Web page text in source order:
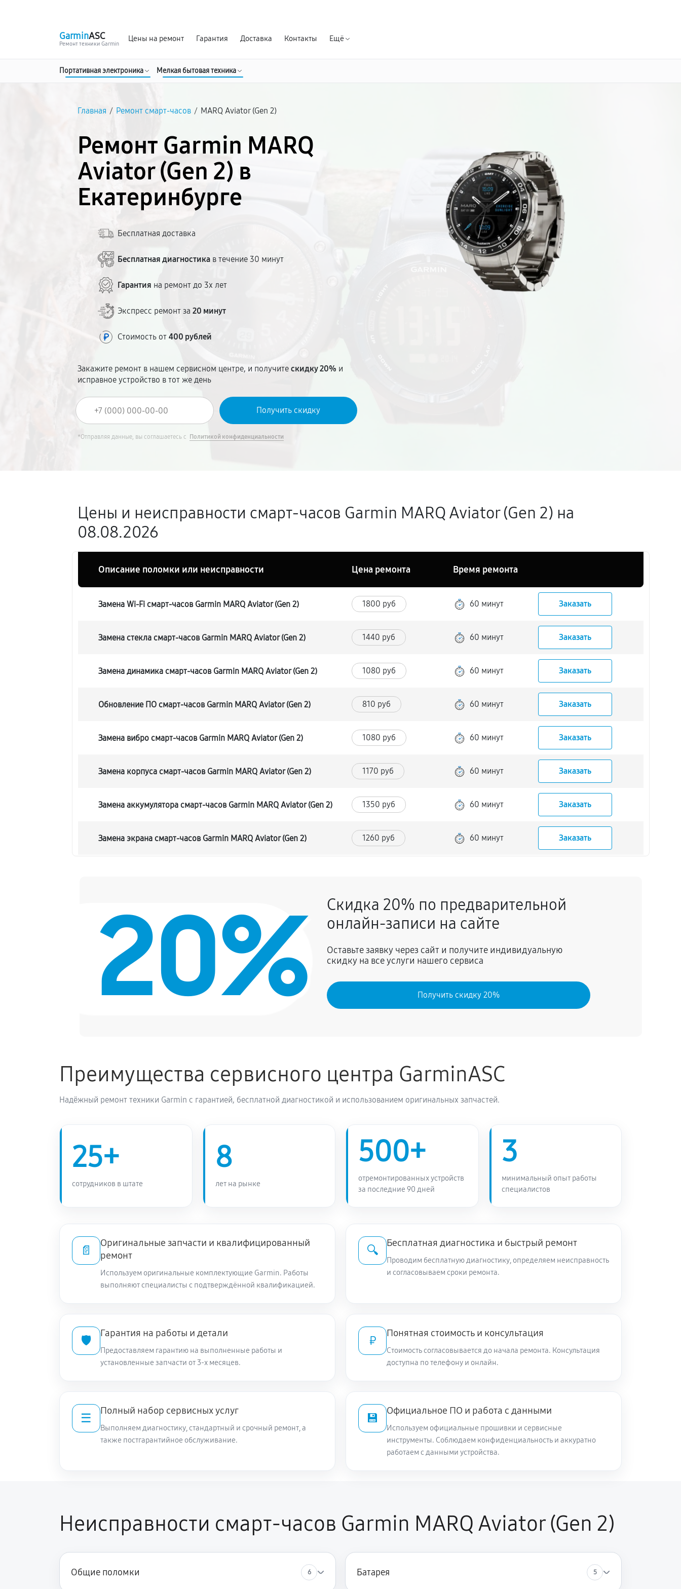
GarminASC
Ремонт техники Garmin
Цены на ремонт Гарантия Доставка Контакты Ещё
Портативная электроника Мелкая бытовая техника
Главная / Ремонт смарт-часов / MARQ Aviator (Gen 2)
Ремонт Garmin MARQ
Aviator (Gen 2) в
Екатеринбурге
Бесплатная доставка
Бесплатная диагностика в течение 30 минут
Гарантия на ремонт до 3х лет
Экспресс ремонт за20 минут
Стоимость от400 рублей
Закажите ремонт в нашем сервисном центре, и получитескидку 20% и
исправное устройство в тот же день
*Отправляя данные, вы соглашаетесь с Политикой конфиденциальности
Цены и неисправности смарт-часов Garmin MARQ Aviator (Gen 2) на
08.08.2026
Описание поломки или неисправности Цена ремонта Время ремонта
Замена Wi-Fi смарт-часов Garmin MARQ Aviator (Gen 2) 1800 руб 60 минут Заказать
Замена стекла смарт-часов Garmin MARQ Aviator (Gen 2) 1440 руб 60 минут Заказать
Замена динамика смарт-часов Garmin MARQ Aviator (Gen 2) 1080 руб 60 минут Заказать
Обновление ПО смарт-часов Garmin MARQ Aviator (Gen 2) 810 руб 60 минут Заказать
Замена вибро смарт-часов Garmin MARQ Aviator (Gen 2) 1080 руб 60 минут Заказать
Замена корпуса смарт-часов Garmin MARQ Aviator (Gen 2) 1170 руб 60 минут Заказать
Замена аккумулятора смарт-часов Garmin MARQ Aviator (Gen 2) 1350 руб 60 минут Заказать
Замена экрана смарт-часов Garmin MARQ Aviator (Gen 2) 1260 руб 60 минут Заказать
1080 руб 60 минут Заказать
Замена кнопки включения
Замена Bluetooth смарт-часов Garmin MARQ Aviator (Gen 2)
20%
Скидка 20% по предварительной
онлайн-записи на сайте
Оставьте заявку через сайт и получите индивидуальную
скидку на все услуги нашего сервиса
Получить скидку 20%
Преимущества сервисного центра GarminASC
Надёжный ремонт техники Garmin с гарантией, бесплатной диагностикой и использованием оригинальных запчастей.
25+
сотрудников в штате
8
лет на рынке
500+
отремонтированных устройств
за последние 90 дней
3
минимальный опыт работы
специалистов
📄
Оригинальные запчасти и квалифицированный
ремонт
Используем оригинальные комплектующие Garmin. Работы
выполняют специалисты с подтверждённой квалификацией.
🔍
Бесплатная диагностика и быстрый ремонт
Проводим бесплатную диагностику, определяем неисправность
и согласовываем сроки ремонта.
🛡️
Гарантия на работы и детали
Предоставляем гарантию на выполненные работы и
установленные запчасти от 3-х месяцев.
₽
Понятная стоимость и консультация
Стоимость согласовывается до начала ремонта. Консультация
доступна по телефону и онлайн.
☰
Полный набор сервисных услуг
Выполняем диагностику, стандартный и срочный ремонт, а
также постгарантийное обслуживание.
💾
Официальное ПО и работа с данными
Используем официальные прошивки и сервисные
инструменты. Соблюдаем конфиденциальность и аккуратно
работаем с данными устройства.
Неисправности смарт-часов Garmin MARQ Aviator (Gen 2)
Общие поломки 6 Батарея 5